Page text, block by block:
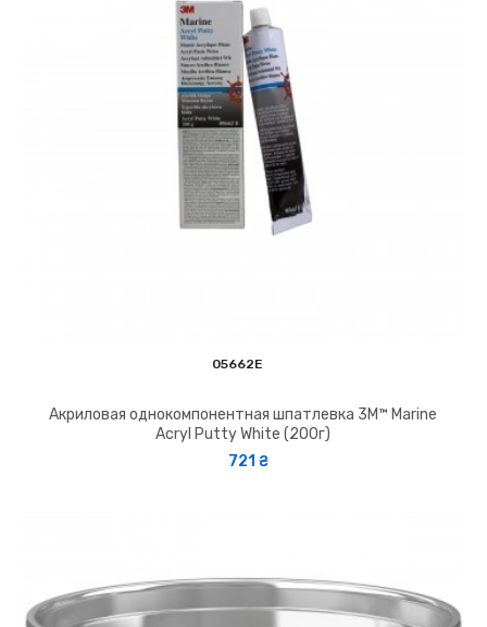
05662E
Акриловая однокомпонентная шпатлевка 3M™ Marine
Acryl Putty White (200г)
721 ₴